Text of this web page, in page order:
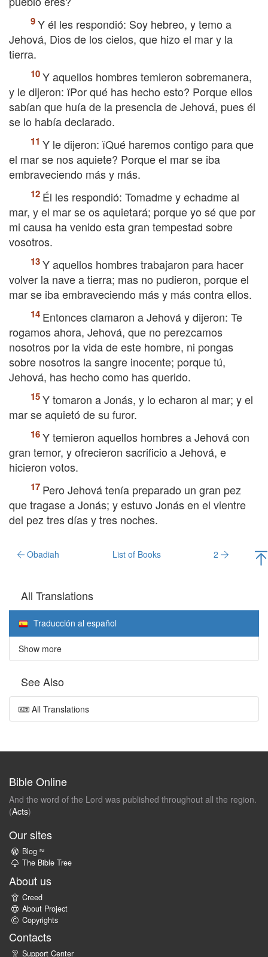
Y él les respondió: Soy hebreo, y temo a
Jehová, Dios de los cielos, que hizo el mar y la
tierra.
Y aquellos hombres temieron sobremanera,
y le dijeron: їPor qué has hecho esto? Porque ellos
sabían que huía de la presencia de Jehová, pues él
se lo había declarado.
Y le dijeron: їQué haremos contigo para que
el mar se nos aquiete? Porque el mar se iba
embraveciendo más y más.
Él les respondió: Tomadme y echadme al
mar, y el mar se os aquietará; porque yo sé que por
mi causa ha venido esta gran tempestad sobre
vosotros.
Y aquellos hombres trabajaron para hacer
volver la nave a tierra; mas no pudieron, porque el
mar se iba embraveciendo más y más contra ellos.
Entonces clamaron a Jehová y dijeron: Te
rogamos ahora, Jehová, que no perezcamos
nosotros por la vida de este hombre, ni pongas
sobre nosotros la sangre inocente; porque tú,
Jehová, has hecho como has querido.
Y tomaron a Jonás, y lo echaron al mar; y el
mar se aquietó de su furor.
Y temieron aquellos hombres a Jehová con
gran temor, y ofrecieron sacrificio a Jehová, e
hicieron votos.
Pero Jehová tenía preparado un gran pez
que tragase a Jonás; y estuvo Jonás en el vientre
del pez tres días y tres noches.
Obadiah List of Books 2
All Translations
Traducción al español
Show more
See Also
All Translations
Bible Online
And the word of the Lord was published throughout all the region.
(Acts)
Our sites
Blog ru
The Bible Tree
About us
Creed
About Project
Copyrights
Contacts
Support Center